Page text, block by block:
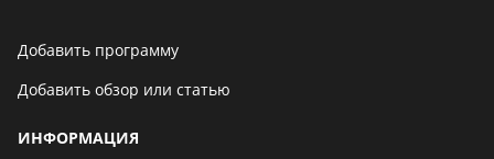
Добавить программу
Добавить обзор или статью
ИНФОРМАЦИЯ